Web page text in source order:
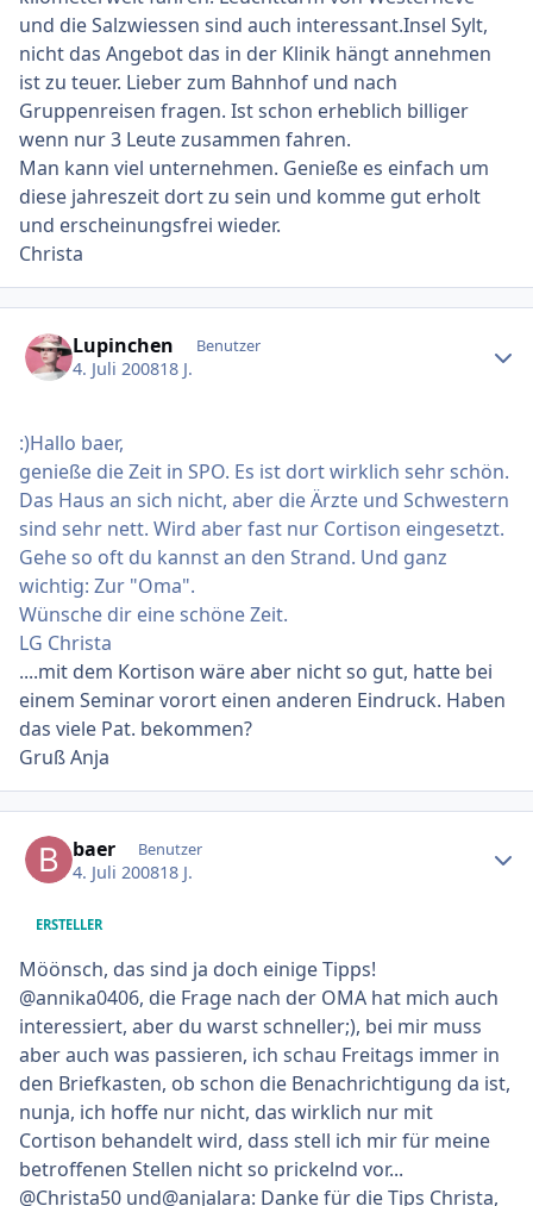
und die Salzwiessen sind auch interessant.Insel Sylt,
nicht das Angebot das in der Klinik hängt annehmen
ist zu teuer. Lieber zum Bahnhof und nach
Gruppenreisen fragen. Ist schon erheblich billiger
wenn nur 3 Leute zusammen fahren.
Man kann viel unternehmen. Genieße es einfach um
diese jahreszeit dort zu sein und komme gut erholt
und erscheinungsfrei wieder.
Christa
Lupinchen Benutzer
4. Juli 200818 J.
:)Hallo baer,
genieße die Zeit in SPO. Es ist dort wirklich sehr schön.
Das Haus an sich nicht, aber die Ärzte und Schwestern
sind sehr nett. Wird aber fast nur Cortison eingesetzt.
Gehe so oft du kannst an den Strand. Und ganz
wichtig: Zur "Oma".
Wünsche dir eine schöne Zeit.
LG Christa
....mit dem Kortison wäre aber nicht so gut, hatte bei
einem Seminar vorort einen anderen Eindruck. Haben
das viele Pat. bekommen?
Gruß Anja
baer Benutzer
4. Juli 200818 J.
ERSTELLER
Möönsch, das sind ja doch einige Tipps!
@annika0406, die Frage nach der OMA hat mich auch
interessiert, aber du warst schneller;), bei mir muss
aber auch was passieren, ich schau Freitags immer in
den Briefkasten, ob schon die Benachrichtigung da ist,
nunja, ich hoffe nur nicht, das wirklich nur mit
Cortison behandelt wird, dass stell ich mir für meine
betroffenen Stellen nicht so prickelnd vor...
@Christa50 und@anjalara: Danke für die Tips Christa,